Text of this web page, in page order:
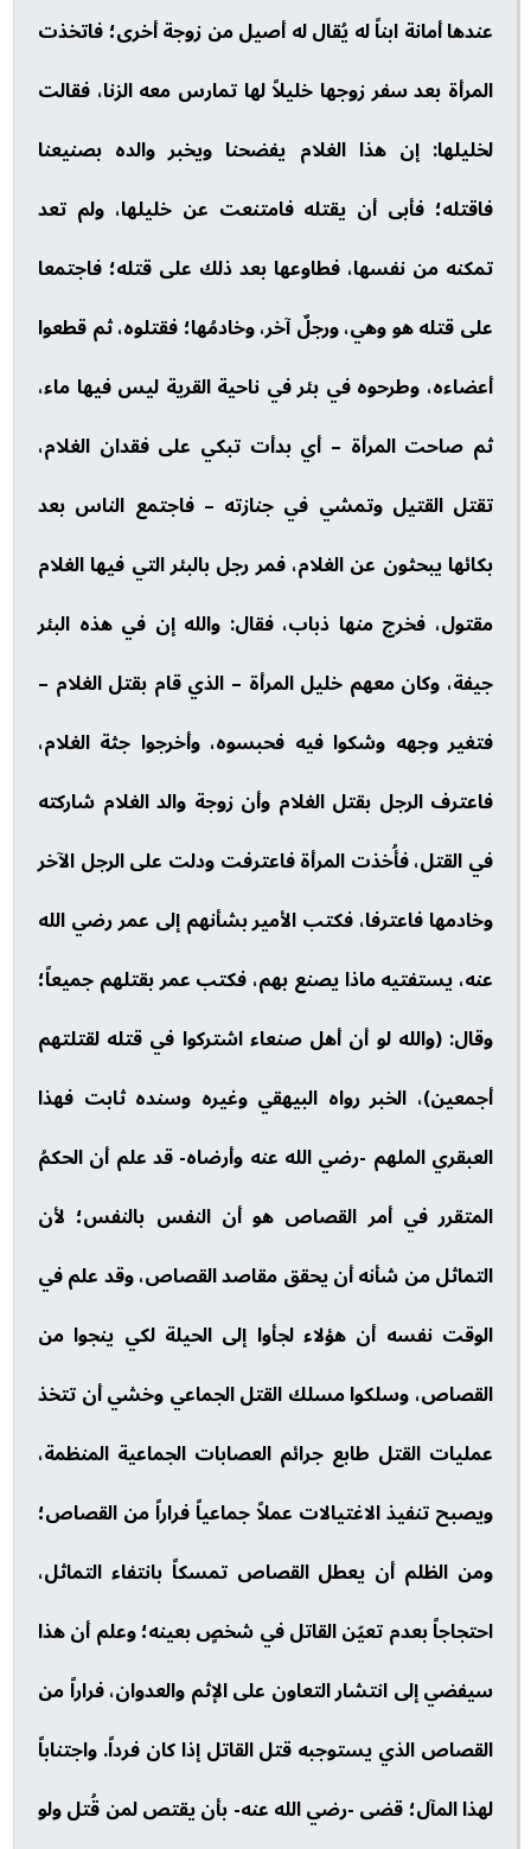
عندها أمانة ابناً له يُقال له أصيل من زوجة أخرى؛ فاتخذت
المرأة بعد سفر زوجها خليلاً لها تمارس معه الزنا، فقالت
لخليلها: إن هذا الغلام يفضحنا ويخبر والده بصنيعنا
فاقتله؛ فأبى أن يقتله فامتنعت عن خليلها، ولم تعد
تمكنه من نفسها، فطاوعها بعد ذلك على قتله؛ فاجتمعا
على قتله هو وهي، ورجلٌ آخر، وخادمُها؛ فقتلوه، ثم قطعوا
أعضاءه، وطرحوه في بئر في ناحية القرية ليس فيها ماء،
ثم صاحت المرأة – أي بدأت تبكي على فقدان الغلام،
تقتل القتيل وتمشي في جنازته – فاجتمع الناس بعد
بكائها يبحثون عن الغلام، فمر رجل بالبئر التي فيها الغلام
مقتول، فخرج منها ذباب، فقال: والله إن في هذه البئر
جيفة، وكان معهم خليل المرأة – الذي قام بقتل الغلام –
فتغير وجهه وشكوا فيه فحبسوه، وأخرجوا جثة الغلام،
فاعترف الرجل بقتل الغلام وأن زوجة والد الغلام شاركته
في القتل، فأُخذت المرأة فاعترفت ودلت على الرجل الآخر
وخادمها فاعترفا، فكتب الأمير بشأنهم إلى عمر رضي الله
عنه، يستفتيه ماذا يصنع بهم، فكتب عمر بقتلهم جميعاً؛
وقال: (والله لو أن أهل صنعاء اشتركوا في قتله لقتلتهم
أجمعين)، الخبر رواه البيهقي وغيره وسنده ثابت فهذا
العبقري الملهم -رضي الله عنه وأرضاه- قد علم أن الحكمُ
المتقرر في أمر القصاص هو أن النفس بالنفس؛ لأن
التماثل من شأنه أن يحقق مقاصد القصاص، وقد علم في
الوقت نفسه أن هؤلاء لجأوا إلى الحيلة لكي ينجوا من
القصاص، وسلكوا مسلك القتل الجماعي وخشي أن تتخذ
عمليات القتل طابع جرائم العصابات الجماعية المنظمة،
ويصبح تنفيذ الاغتيالات عملاً جماعياً فراراً من القصاص؛
ومن الظلم أن يعطل القصاص تمسكاً بانتفاء التماثل،
احتجاجاً بعدم تعيّن القاتل في شخصٍ بعينه؛ وعلم أن هذا
سيفضي إلى انتشار التعاون على الإثم والعدوان، فراراً من
القصاص الذي يستوجبه قتل القاتل إذا كان فرداً. واجتناباً
لهذا المآل؛ قضى -رضي الله عنه- بأن يقتص لمن قُتل ولو